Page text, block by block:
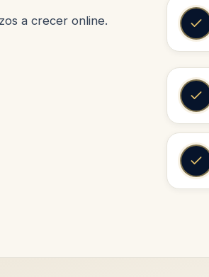
a crecer online.